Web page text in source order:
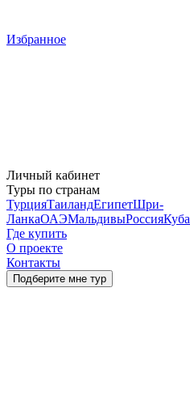
Избранное
Личный кабинет
Туры по странам
ТурцияТаиландЕгипетШри-
ЛанкаОАЭМальдивыРоссияКуба
Где купить
О проекте
Контакты
Подберите мне тур